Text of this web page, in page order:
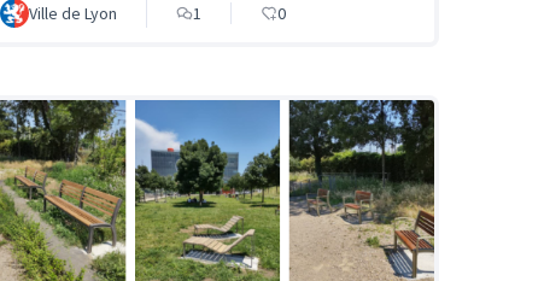
Ville de Lyon 1 0